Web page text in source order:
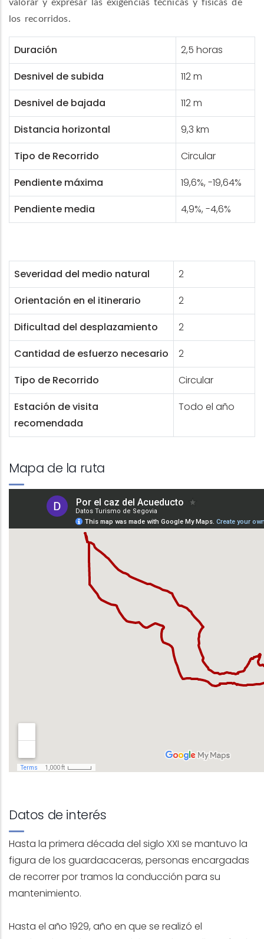
valorar y expresar las exigencias técnicas y físicas de
los recorridos.
Duración
2,5 horas
Desnivel de subida
112 m
Desnivel de bajada
112 m
Distancia horizontal
9,3 km
Tipo de Recorrido
Circular
Pendiente máxima
19,6%, -19,64%
Pendiente media
4,9%, -4,6%
Severidad del medio natural
2
Orientación en el itinerario
2
Dificultad del desplazamiento
2
Cantidad de esfuerzo necesario
2
Tipo de Recorrido
Circular
Estación de visita
recomendada
Todo el año
Mapa de la ruta
Datos de interés
Hasta la primera década del siglo XXI se mantuvo la
figura de los guardacaceras, personas encargadas
de recorrer por tramos la conducción para su
mantenimiento.
Hasta el año 1929, año en que se realizó el